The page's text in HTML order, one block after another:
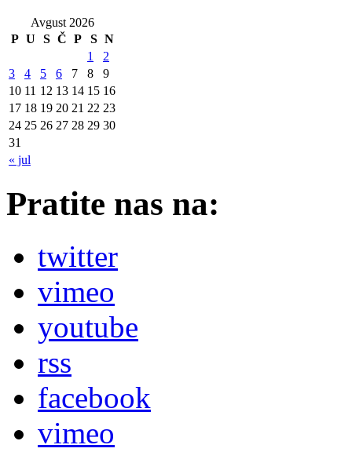
Avgust 2026
P U S Č P S N
« jul
1
2
3
4 5 6 7 8
9
10 11 12 13 14 15 16
17 18 19 20 21 22 23
24 25 26 27 28 29 30
31
Pratite nas na:
twitter
vimeo
youtube
rss
facebook
vimeo